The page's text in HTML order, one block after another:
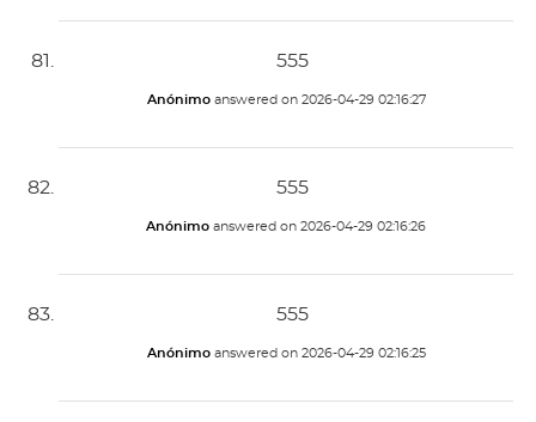
555
Anónimoanswered on 2026-04-29 02:16:27
555
Anónimo answered on 2026-04-29 02:16:26
555
Anónimoanswered on 2026-04-29 02:16:25